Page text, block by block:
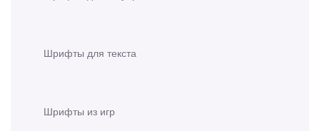
Шрифты для текста
Шрифты из игр